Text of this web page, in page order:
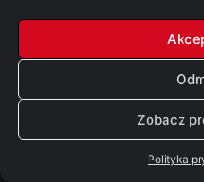
Zobacz
Polityka
© Copyright 2026, All
X